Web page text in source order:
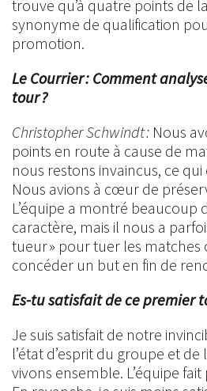
trouve qu’à quatre points de
synonyme de qualification
promotion.
Le Courrier : Comment
tour ?
Christopher Schwindt : Nous
points en route à cause de
nous restons invaincus, ce qui
Nous avions à cœur de
L’équipe a montré beaucoup
caractère, mais il nous a
tueur » pour tuer les matches
concéder un but en fin de
Es-tu satisfait de ce premier
Je suis satisfait de notre
l’état d’esprit du groupe et
vivons ensemble. L’équipe